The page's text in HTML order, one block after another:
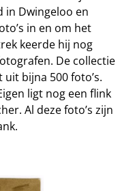
in Dwingeloo en
in en om het
keerde hij nog
De collectie
bijna 500 foto’s.
ligt nog een flink
Al deze foto’s zijn